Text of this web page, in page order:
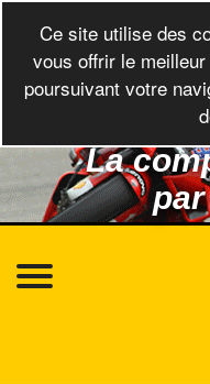
La
Ce site utilise des
vous offrir le
poursuivant votre